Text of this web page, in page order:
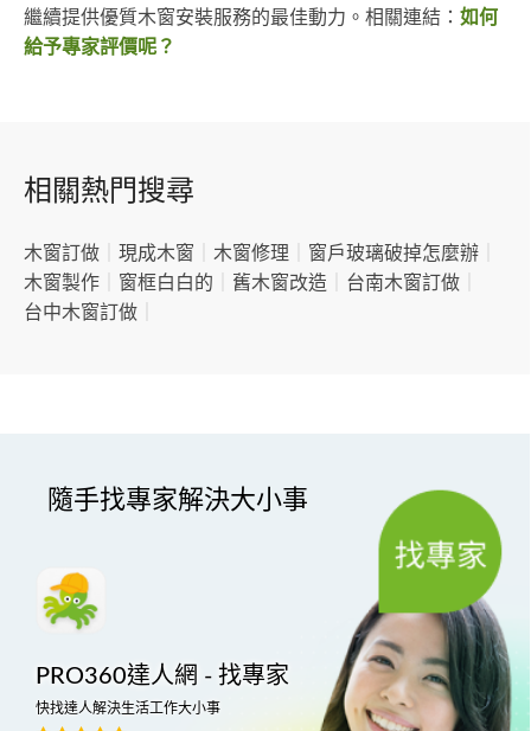
繼續提供優質木窗安裝服務的最佳動力。相關連結： 如何
給予專家評價呢？
相關熱門搜尋
木窗訂做 現成木窗 木窗修理 窗戶玻璃破掉怎麼辦
木窗製作
窗框白白的 舊木窗改造 台南木窗訂做
台中木窗訂做
隨手找專家解決大小事
PRO360達人網 - 找專家
快找達人解決生活工作大小事